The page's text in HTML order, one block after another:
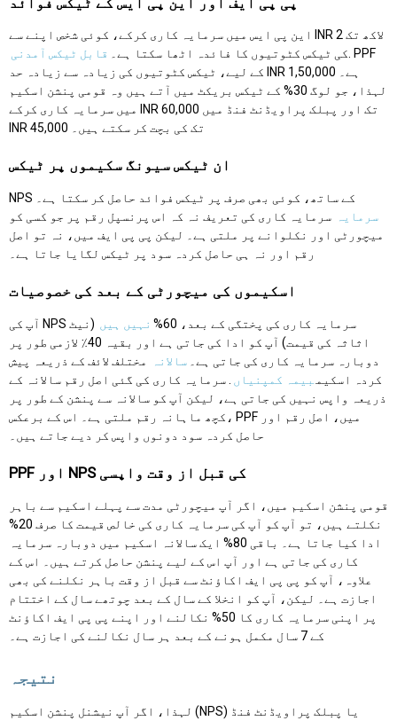
این پی ایس میں سرمایہ کاری کرکے، کوئی شخص اپنے سے INR 2 لاکھ تک
کی ٹیکس کٹوتیوں کا فائدہ اٹھا سکتا ہے۔ قابل ٹیکس آمدنی
. PPF
کے لیے، ٹیکس کٹوتیوں کی زیادہ سے زیادہ حد INR 1,50,000 ہے۔
لہذا، جو لوگ 30% کے ٹیکس بریکٹ میں آتے ہیں وہ قومی پنشن اسکیم
میں سرمایہ کاری کرکے INR 60,000 تک اور پبلک پراویڈنٹ فنڈ میں
INR 45,000 تک کی بچت کر سکتے ہیں۔
ان ٹیکس سیونگ سکیموں پر ٹیکس
NPS کے ساتھ، کوئی بھی صرف پر ٹیکس فوائد حاصل کر سکتا ہے۔
سرمایہ
سرمایہ کاری کی تعریف نہ کہ اس پرنسپل رقم پر جو کسی کو
میچورٹی اور نکلوانے پر ملتی ہے۔ لیکن پی پی ایف میں، نہ تو اصل
رقم اور نہ ہی حاصل کردہ سود پر ٹیکس لگایا جاتا ہے۔
اسکیموں کی میچورٹی کے بعد کی خصوصیات
آپ کی NPS سرمایہ کاری کی پختگی کے بعد، 60% نہیں ہیں (نیٹ
اثاثہ کی قیمت) آپ کو ادا کی جاتی ہے اور بقیہ 40٪ لازمی طور پر
دوبارہ سرمایہ کاری کی جاتی ہے۔
سالانہ
مختلف لائف کے ذریعہ پیش
کردہ اسکیم بیمہ کمپنیاں
. سرمایہ کاری کی گئی اصل رقم سالانہ کے
ذریعہ واپس نہیں کی جاتی ہے، لیکن آپ کو سالانہ سے پنشن کے طور پر
کچھ ماہانہ رقم ملتی ہے۔ اس کے برعکس، PPF میں، اصل رقم اور
حاصل کردہ سود دونوں واپس کر دیے جاتے ہیں۔
PPF اور NPS کی قبل از وقت واپسی
قومی پنشن اسکیم میں، اگر آپ میچورٹی مدت سے پہلے اسکیم سے باہر
نکلتے ہیں، تو آپ کو آپ کی سرمایہ کاری کی خالص قیمت کا صرف 20%
ادا کیا جاتا ہے۔ باقی 80% ایک سالانہ اسکیم میں دوبارہ سرمایہ
کاری کی جاتی ہے اور آپ اس کے لیے پنشن حاصل کرتے ہیں۔ اس کے
علاوہ، آپ کو پی پی ایف اکاؤنٹ سے قبل از وقت باہر نکلنے کی بھی
اجازت ہے۔ لیکن، آپ کو انخلا کے سال کے بعد چوتھے سال کے اختتام
پر اپنی سرمایہ کاری کا 50% نکالنے اور اپنے پی پی ایف اکاؤنٹ
کے 7 سال مکمل ہونے کے بعد ہر سال نکالنے کی اجازت ہے۔
نتیجہ
لہذا، اگر آپ نیشنل پنشن اسکیم (NPS) یا پبلک پراویڈنٹ فنڈ